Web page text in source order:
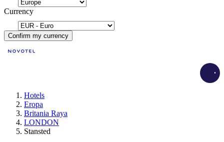
Currency
Confirm my currency
Hotels
Eropa
Britania Raya
LONDON
Stansted